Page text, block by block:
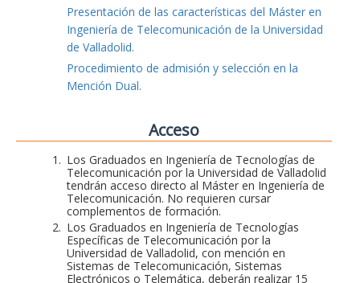
Presentación de las características del Máster en
Ingeniería de Telecomunicación de la Universidad
de Valladolid.
Procedimiento de admisión y selección en la
Mención Dual.
Acceso
Los Graduados en Ingeniería de Tecnologías de
Telecomunicación por la Universidad de Valladolid
tendrán acceso directo al Máster en Ingeniería de
Telecomunicación. No requieren cursar
complementos de formación.
Los Graduados en Ingeniería de Tecnologías
Específicas de Telecomunicación por la
Universidad de Valladolid, con mención en
Sistemas de Telecomunicación, Sistemas
Electrónicos o Telemática, deberán realizar 15